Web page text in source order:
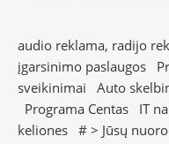
audio reklama, radijo
įgarsinimo paslaugos
sveikinimai
Auto
Programa Centas
IT
keliones # > Jūsų